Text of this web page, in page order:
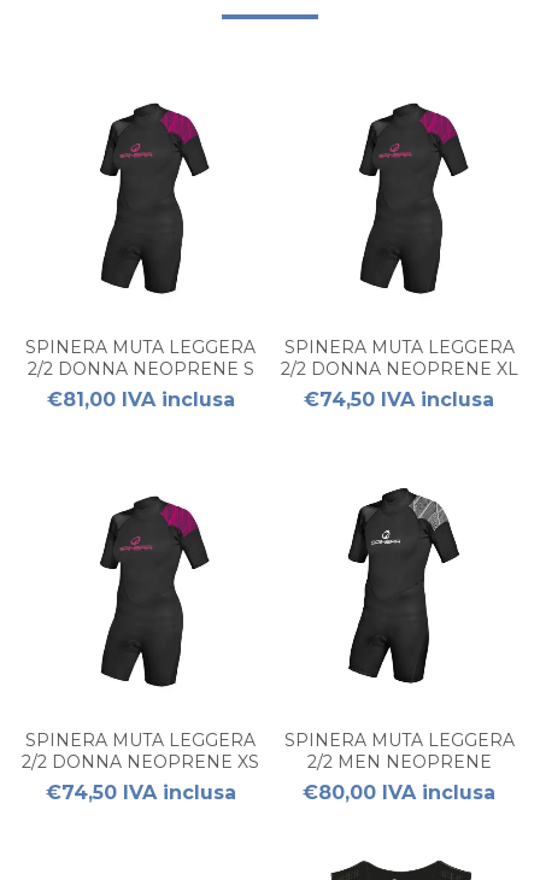
SPINERA MUTA LEGGERA
2/2 DONNA NEOPRENE S
€81,00 IVA inclusa
SPINERA MUTA LEGGERA
2/2 DONNA NEOPRENE XL
€74,50 IVA inclusa
SPINERA MUTA LEGGERA
2/2 DONNA NEOPRENE XS
€74,50 IVA inclusa
SPINERA MUTA LEGGERA
2/2 MEN NEOPRENE
SHORTY 3XL
€80,00 IVA inclusa